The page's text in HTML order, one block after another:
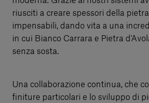
riusciti a creare spessori della
impensabili, dando vita a una
in cui Bianco Carrara e Pietra
senza sosta.
Una collaborazione continua, che
finiture particolari e lo sviluppo di